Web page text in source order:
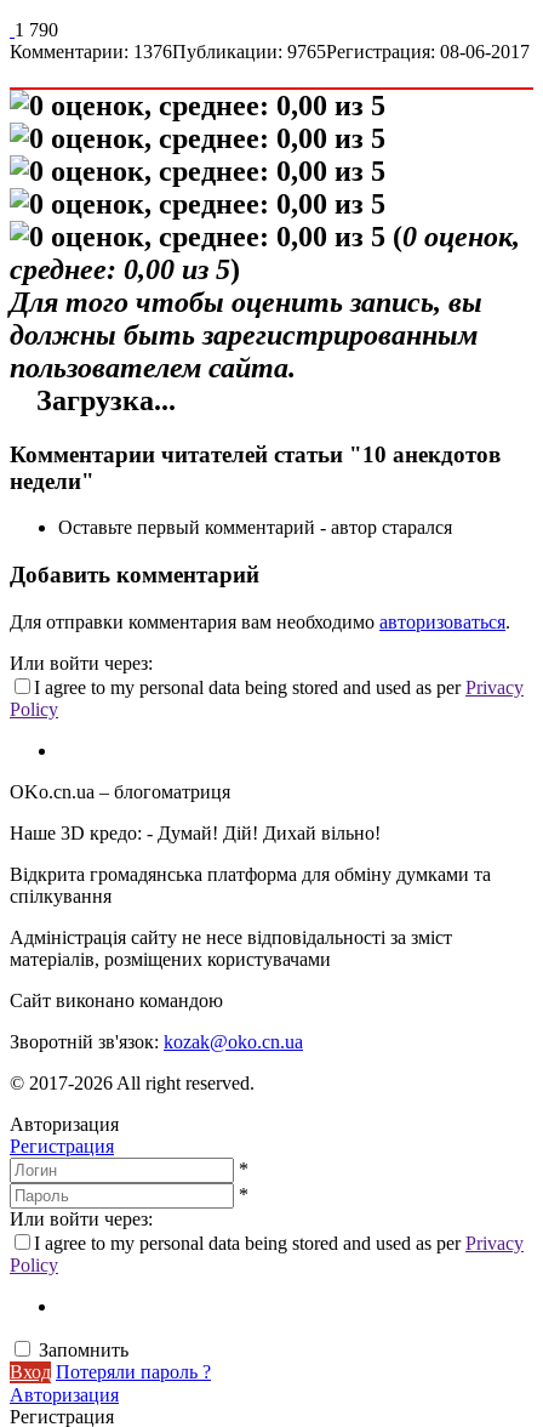
1 790
Комментарии: 1376Публикации: 9765Регистрация: 08-06-2017
(0 оценок,
среднее: 0,00 из 5)
Для того чтобы оценить запись, вы
должны быть зарегистрированным
пользователем сайта.
Загрузка...
Комментарии читателей статьи "10 анекдотов
недели"
Оставьте первый комментарий - автор старался
Добавить комментарий
Для отправки комментария вам необходимо авторизоваться.
Или войти через:
I agree to my personal data being stored and used as perPrivacy
Policy
OKo.cn.ua – блогоматриця
Наше 3D кредо: - Думай! Дій! Дихай вільно!
Відкрита громадянська платформа для обміну думками та
спілкування
Адміністрація сайту не несе відповідальності за зміст
матеріалів, розміщених користувачами
Сайт виконано командою
Зворотній зв'язок: kozak@oko.cn.ua
© 2017-2026 All right reserved.
Авторизация
Регистрация
*
*
Или войти через:
I agree to my personal data being stored and used as perPrivacy
Policy
Запомнить
Вход Потеряли пароль ?
Авторизация
Регистрация